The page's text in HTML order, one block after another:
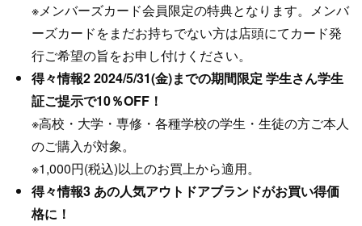
※メンバーズカード会員限定の特典となります。メンバ
ーズカードをまだお持ちでない方は店頭にてカード発
行ご希望の旨をお申し付けください。
得々情報2 2024/5/31(金)までの期間限定 学生さん学生
証ご提示で10％OFF！
※高校・大学・専修・各種学校の学生・生徒の方ご本人
のご購入が対象。
※1,000円(税込)以上のお買上から適用。
得々情報3 あの人気アウトドアブランドがお買い得価
格に！